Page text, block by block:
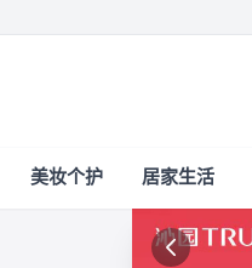
美妆个护 居家生活